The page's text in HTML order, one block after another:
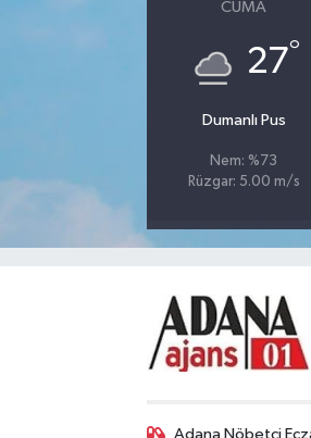
CUMA
27°
Dumanlı Pus
Nem: %73
Rüzgar: 5.00 m/s
Adana Nöbetçi